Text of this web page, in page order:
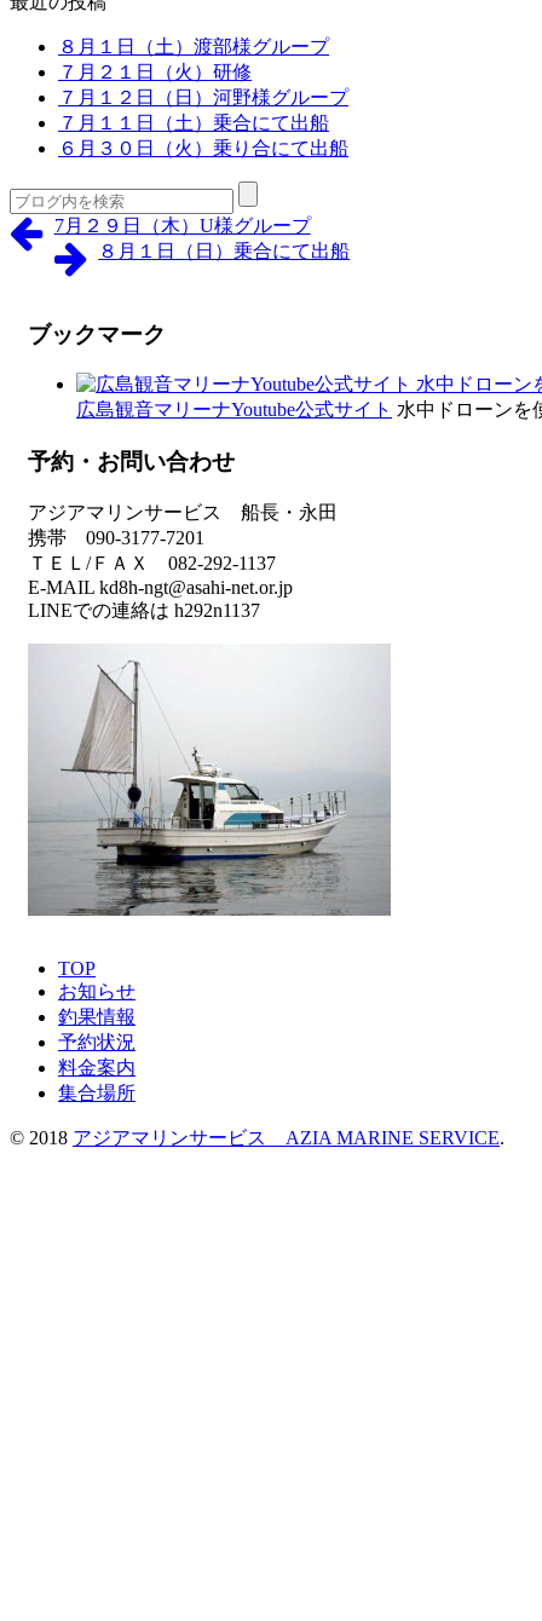
８月１日（土）渡部様グループ
７月２１日（火）研修
７月１２日（日）河野様グループ
７月１１日（土）乗合にて出船
６月３０日（火）乗り合にて出船
7月２９日（木）U様グループ
８月１日（日）乗合にて出船
ブックマーク
広島観音マリーナYoutube公式サイト 水中ドローンを
予約・お問い合わせ
アジアマリンサービス 船長・永田
携帯 090-3177-7201
ＴＥＬ/ＦＡＸ 082-292-1137
E-MAIL kd8h-ngt@asahi-net.or.jp
LINEでの連絡は h292n1137
TOP
お知らせ
釣果情報
予約状況
料金案内
集合場所
© 2018 アジアマリンサービス AZIA MARINE SERVICE.